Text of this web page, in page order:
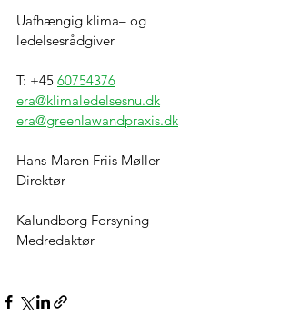
Uafhængig klima– og
ledelsesrådgiver
T: +45 60754376
era@klimaledelsesnu.dk
era@greenlawandpraxis.dk
Hans-Maren Friis Møller
Direktør
Kalundborg Forsyning
Medredaktør